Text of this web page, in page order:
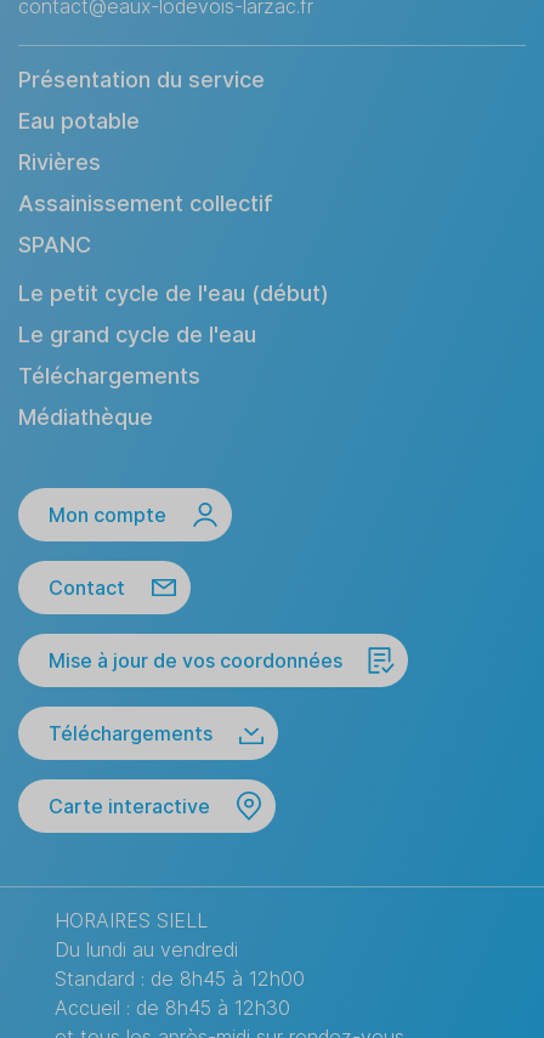
contact@eaux-lodevois-larzac.fr
Présentation du service
Eau potable
Rivières
Assainissement collectif
SPANC
Le petit cycle de l'eau (début)
Le grand cycle de l'eau
Téléchargements
Médiathèque
Mon compte
Contact
Mise à jour de vos coordonnées
Téléchargements
Carte interactive
HORAIRES SIELL
Du lundi au vendredi
Standard : de 8h45 à 12h00
Accueil : de 8h45 à 12h30